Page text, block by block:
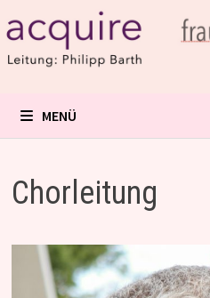
Inhalt
springen
MENÜ
Chorleitung